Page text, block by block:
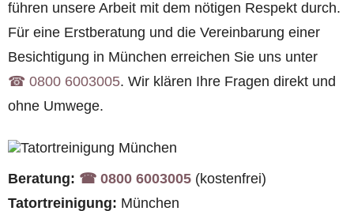
führen unsere Arbeit mit dem nötigen Respekt durch.
Für eine Erstberatung und die Vereinbarung einer
Besichtigung in München erreichen Sie uns unter
☎︎ 0800 6003005. Wir klären Ihre Fragen direkt und
ohne Umwege.
Beratung: ☎︎ 0800 6003005 (kostenfrei)
Tatortreinigung: München